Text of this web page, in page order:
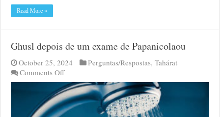
Read More »
Ghusl depois de um exame de Papanicolaou
October 25, 2024 Perguntas/Respostas,Tahárat
Comments Offon
Ghusl
depois
de
um